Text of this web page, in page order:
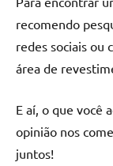
recomendo
redes sociais ou
área de
E aí, o que você
opinião nos
juntos!